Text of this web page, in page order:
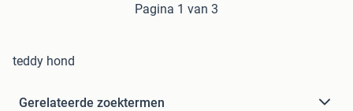
Pagina 1 van 3
teddy hond
Gerelateerde zoektermen